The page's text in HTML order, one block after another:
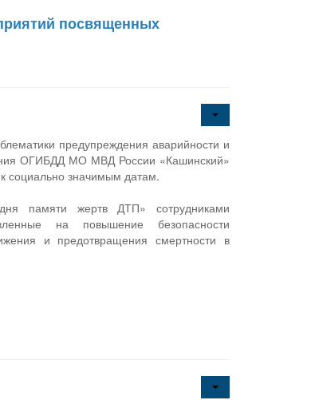
посвященных
предупреждения аварийности и
ОГИБДД МО МВД России «Кашинский»
социально значимым датам.
памяти жертв ДТП» сотрудниками
на повышение безопасности
и предотвращения смертности в